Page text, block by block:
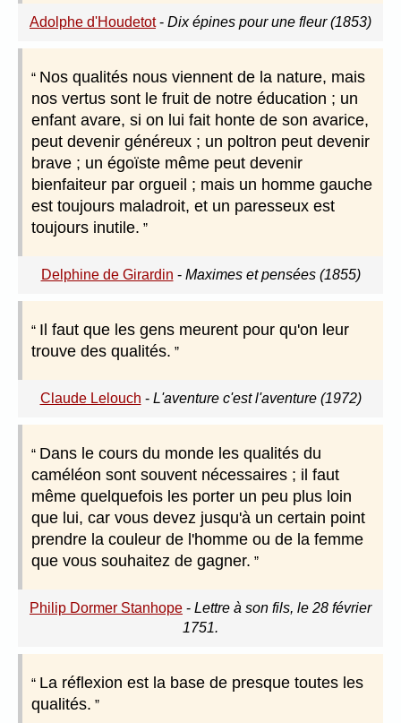
Adolphe d'Houdetot- Dix épines pour une fleur (1853)
Nos qualités nous viennent de la nature, mais
nos vertus sont le fruit de notre éducation ; un
enfant avare, si on lui fait honte de son avarice,
peut devenir généreux ; un poltron peut devenir
brave ; un égoïste même peut devenir
bienfaiteur par orgueil ; mais un homme gauche
est toujours maladroit, et un paresseux est
toujours inutile.
Delphine de Girardin - Maximes et pensées (1855)
Il faut que les gens meurent pour qu'on leur
trouve des qualités.
Claude Lelouch - L'aventure c'est l'aventure (1972)
Dans le cours du monde les qualités du
caméléon sont souvent nécessaires ; il faut
même quelquefois les porter un peu plus loin
que lui, car vous devez jusqu'à un certain point
prendre la couleur de l'homme ou de la femme
que vous souhaitez de gagner.
Philip Dormer Stanhope - Lettre à son fils, le 28 février
1751.
La réflexion est la base de presque toutes les
qualités.